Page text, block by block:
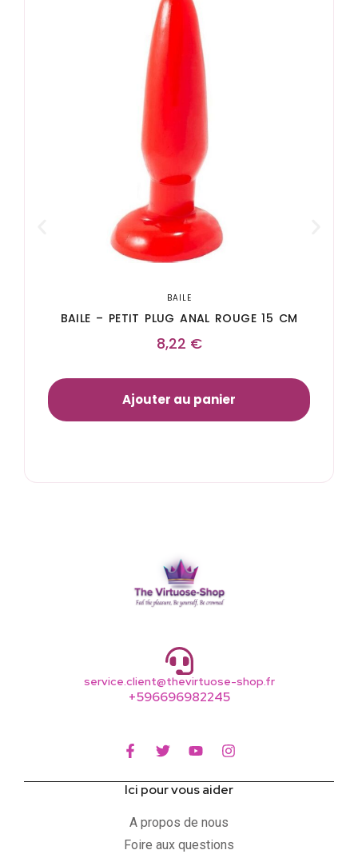
BAILE
BAILE – PETIT PLUG ANAL ROUGE 15 CM
8,22 €
Ajouter au panier
service.client@thevirtuose-shop.fr
+596696982245
Ici pour vous aider
A propos de nous
Foire aux questions